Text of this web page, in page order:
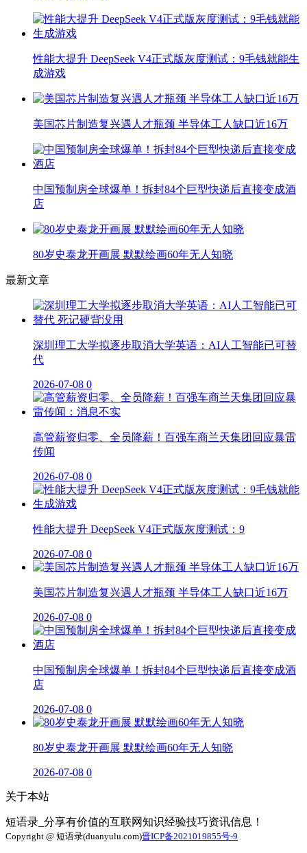
性能大提升 DeepSeek V4正式版灰度测试：9毛钱就能生
成游戏
美国芯片制造复兴遇人才瓶颈 半导体工人缺口近16万
中国预制房全球爆单！拆封84个巨型快递后直接变成酒
店
80岁史泰龙开画展 默默绘画60年无人知晓
最新文章
深圳理工大学拟逐步取消大学英语：AI人工智能已可替
代
2026-07-08 0
高管薪资归零、全员降薪！百强车商兰天集团回应暴雷
传闻
2026-07-08 0
性能大提升 DeepSeek V4正式版灰度测试：9
2026-07-08 0
美国芯片制造复兴遇人才瓶颈 半导体工人缺口近16万
2026-07-08 0
中国预制房全球爆单！拆封84个巨型快递后直接变成酒
店
2026-07-08 0
80岁史泰龙开画展 默默绘画60年无人知晓
2026-07-08 0
关于本站
短语录_分享有价值的互联网知识经验技巧资讯信息！
Copyright @ 短语录(duanyulu.com)晋ICP备2021019855号-9